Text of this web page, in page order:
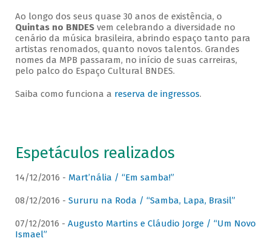
Ao longo dos seus quase 30 anos de existência, o
Quintas no BNDESvem celebrando a diversidade no
cenário da música brasileira, abrindo espaço tanto para
artistas renomados, quanto novos talentos. Grandes
nomes da MPB passaram, no início de suas carreiras,
pelo palco do Espaço Cultural BNDES.
Saiba como funciona a reserva de ingressos.
Espetáculos realizados
14/12/2016 - Mart’nália / “Em samba!”
08/12/2016 - Sururu na Roda / “Samba, Lapa, Brasil”
07/12/2016 - Augusto Martins e Cláudio Jorge / “Um Novo
Ismael”